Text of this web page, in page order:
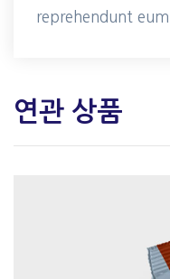
reprehendunt eum.
연관 상품